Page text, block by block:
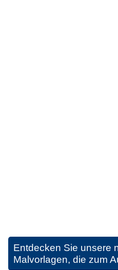
Entdecken Sie unsere
Malvorlagen, die zum